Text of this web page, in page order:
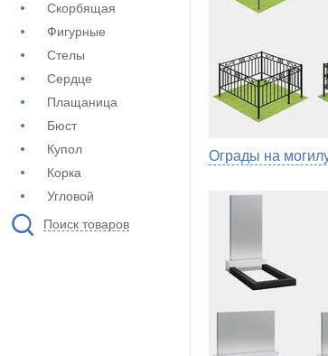
Скорбящая
Фигурные
Стелы
Сердце
Плащаница
Бюст
Купол
Корка
Угловой
Поиск товаров
Ограды на